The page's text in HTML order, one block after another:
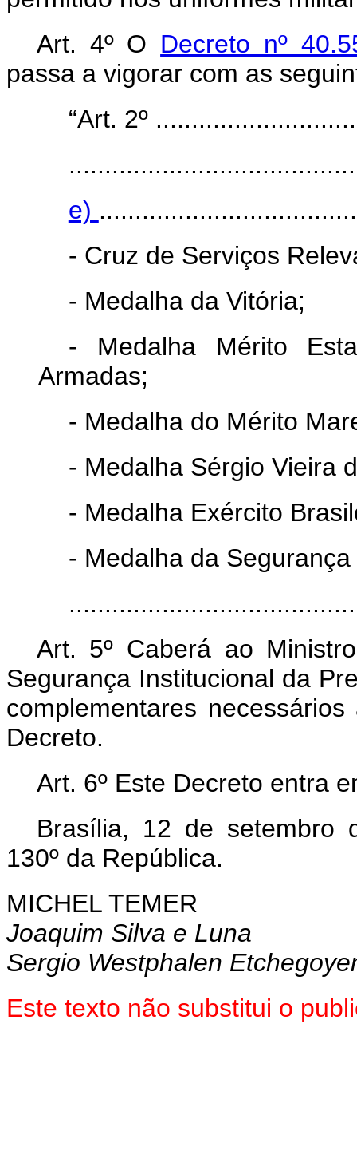
Art. 4º O Decreto nº
passa a vigorar com as
“Art. 2º
e)
- Cruz de Serviços
- Medalha da Vitória;
- Medalha Mérito
Armadas;
- Medalha do Mérito
- Medalha Sérgio Vieira
- Medalha Exército
- Medalha da
Art. 5º Caberá ao
Segurança Institucional da
complementares
Decreto.
Art. 6º Este Decreto entra
Brasília, 12 de setembro
130º da República.
MICHEL TEMER
Joaquim Silva e Luna
Sergio Westphalen
Este texto não substitui o